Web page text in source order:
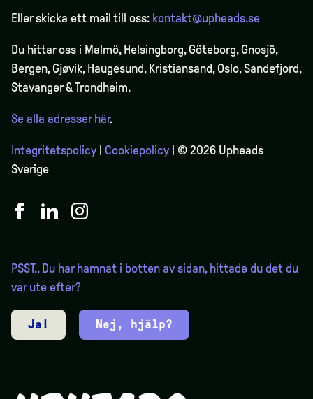
Eller skicka ett mail till oss: kontakt@upheads.se
Du hittar oss i Malmö, Helsingborg, Göteborg, Gnosjö,
Bergen,Gjøvik, Haugesund, Kristiansand, Oslo, Sandefjord,
Stavanger & Trondheim.
Se alla adresser här.
Integritetspolicy Cookiepolicy | © 2026 Upheads
Sverige
PSST.. Du har hamnat i botten av sidan, hittade du det du
var ute efter?
Ja! Nej, hjälp?